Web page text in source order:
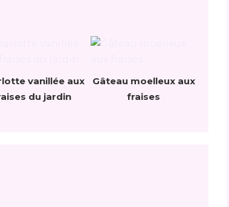
vanillée aux
du jardin
Gâteau moelleux aux
fraises